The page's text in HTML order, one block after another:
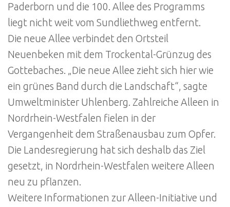
Paderborn und die 100. Allee des Programms
liegt nicht weit vom Sundliethweg entfernt.
Die neue Allee verbindet den Ortsteil
Neuenbeken mit dem Trockental-Grünzug des
Gottebaches. „Die neue Allee zieht sich hier wie
ein grünes Band durch die Landschaft“, sagte
Umweltminister Uhlenberg. Zahlreiche Alleen in
Nordrhein-Westfalen fielen in der
Vergangenheit dem Straßenausbau zum Opfer.
Die Landesregierung hat sich deshalb das Ziel
gesetzt, in Nordrhein-Westfalen weitere Alleen
neu zu pflanzen.
Weitere Informationen zur Alleen-Initiative und